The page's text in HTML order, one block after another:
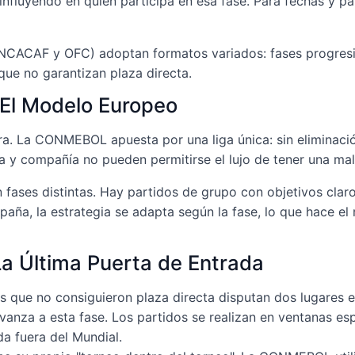
y OFC) adoptan formatos variados: fases
no garantizan plaza directa.
Modelo Europeo
La CONMEBOL apuesta por una liga única: sin
y compañía no pueden permitirse el lujo de tener una
fases distintas. Hay partidos de grupo con objetivos
la estrategia se adapta según la fase, lo que hace
Última Puerta de Entrada
que no consiguieron plaza directa disputan dos lugares
a esta fase. Los partidos se realizan en ventanas
fuera del Mundial.